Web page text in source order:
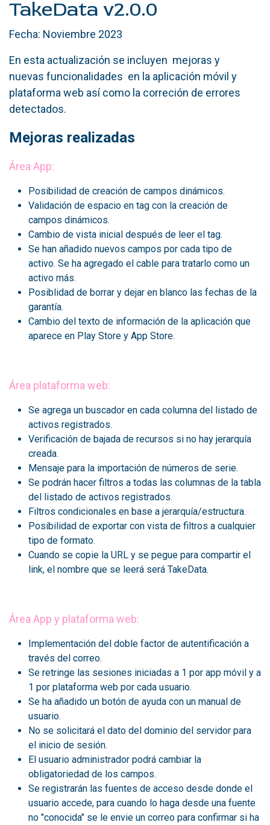
TakeData v2.0.0
Fecha: Noviembre 2023
En esta actualización se incluyen mejoras y
nuevas funcionalidades en la aplicación móvil y
plataforma web así como la correción de errores
detectados.
Mejoras realizadas
Área App:
Posibilidad de creación de campos dinámicos.
Validación de espacio en tag con la creación de
campos dinámicos.
Cambio de vista inicial después de leer el tag.
Se han añadido nuevos campos por cada tipo de
activo. Se ha agregado el cable para tratarlo como un
activo más.
Posiblidad de borrar y dejar en blanco las fechas de la
garantía.
Cambio del texto de información de la aplicación que
aparece en Play Store y App Store.
Área plataforma web:
Se agrega un buscador en cada columna del listado de
activos registrados.
Verificación de bajada de recursos si no hay jerarquía
creada.
Mensaje para la importación de números de serie.
Se podrán hacer filtros a todas las columnas de la tabla
del listado de activos registrados.
Filtros condicionales en base a jerarquía/estructura.
Posibilidad de exportar con vista de filtros a cualquier
tipo de formato.
Cuando se copie la URL y se pegue para compartir el
link, el nombre que se leerá será TakeData.
Área App y plataforma web:
Implementación del doble factor de autentificación a
través del correo.
Se retringe las sesiones iniciadas a 1 por app móvil y a
1 por plataforma web por cada usuario.
Se ha añadido un botón de ayuda con un manual de
usuario.
No se solicitará el dato del dominio del servidor para
el inicio de sesión.
El usuario administrador podrá cambiar la
obligatoriedad de los campos.
Se registrarán las fuentes de acceso desde donde el
usuario accede, para cuando lo haga desde una fuente
no "conocida" se le envie un correo para confirmar si ha